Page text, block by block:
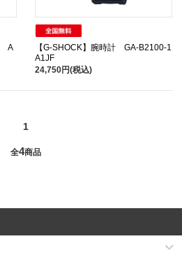
A
【G-SHOCK】腕時計 GA-B2100-1
A1JF
24,750円(税込)
1
全4商品